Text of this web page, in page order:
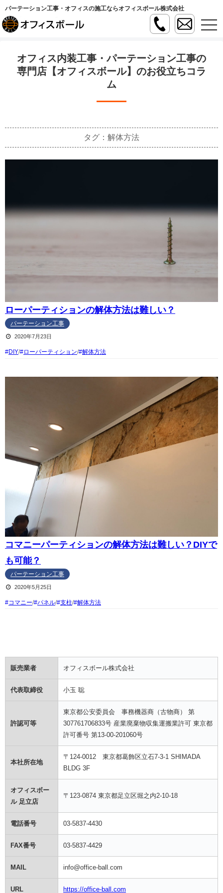
パーテーション工事・オフィスの施工ならオフィスボール株式会社
t
o
o
オフィス内装工事・パーテーション工事の
専門店【オフィスボール】のお役立ちコラ
ム
タグ：解体方法
ローパーティションの解体方法は難しい？
パーテーション工事
2020年7月23日
DIY/ ローパーティション/ 解体方法
コマニーパーティションの解体方法は難しい？DIYで
も可能？
パーテーション工事
2020年5月25日
コマニー/ パネル/ 支柱/ 解体方法
販売業者 オフィスボール株式会社
代表取締役 小玉 聡
許認可等
東京都公安委員会 事務機器商（古物商） 第
307761706833号 産業廃棄物収集運搬業許可 東京都
許可番号 第13-00-201060号
本社所在地
〒124-0012 東京都葛飾区立石7-3-1 SHIMADA
BLDG 3F
オフィスボー
ル 足立店
〒123-0874 東京都足立区堀之内2-10-18
電話番号 03-5837-4430
FAX番号 03-5837-4429
MAIL info@office-ball.com
URL https://office-ball.com